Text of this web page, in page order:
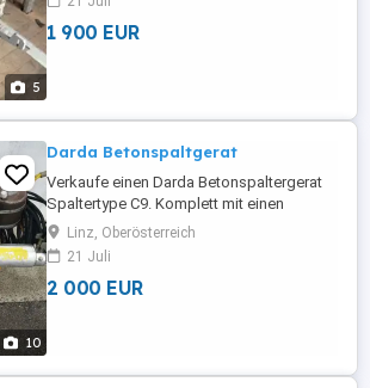
5
1 900 EUR
10
Darda Betonspaltgerat
Verkaufe einen Darda Betonspaltergerat
Spaltertype C9. Komplett mit einen
Hydraulikagregat. Type Atlas copco.
Betriebsdruck 600 bar. Einsatzbereit.
Linz, Oberösterreich
21 Juli
2 000 EUR